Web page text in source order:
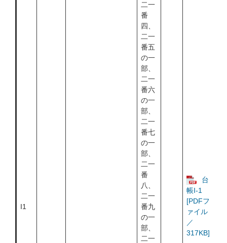
I1
二一
番
四、
二一
番五
の一
部、
二一
番六
の一
部、
二一
番七
の一
部、
二一
番
八、
二一
番九
の一
部、
二一
台
帳I-1
[PDFフ
ァイル
／
317KB]